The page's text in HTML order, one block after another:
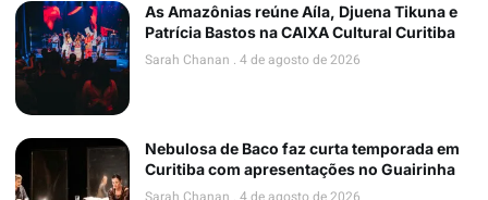
As Amazônias reúne Aíla, Djuena Tikuna e
Patrícia Bastos na CAIXA Cultural Curitiba
Sarah Chanan 4 de agosto de 2026
Nebulosa de Baco faz curta temporada em
Curitiba com apresentações no Guairinha